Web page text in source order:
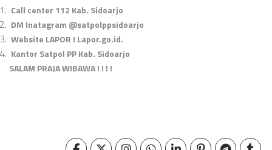
Call center 112 Kab. Sidoarjo
DM Inatagram @satpolppsidoarjo
Website LAPOR ! Lapor.go.id.
Kantor Satpol PP Kab. Sidoarjo
SALAM PRAJA WIBAWA ! ! ! !